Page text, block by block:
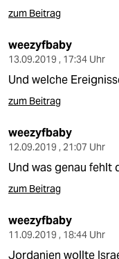
zum Beitrag
weezyfbaby
13.09.2019 , 17:34 Uhr
Und welche
zum Beitrag
weezyfbaby
12.09.2019 , 21:07 Uhr
Und was genau fehlt
zum Beitrag
weezyfbaby
11.09.2019 , 18:44 Uhr
Jordanien wollte